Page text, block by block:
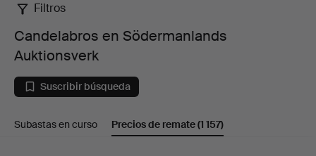
Candelabros
en
Södermanlands
Auktionsverk
Filtros
Candelabros en Södermanlands
Auktionsverk
Suscribir búsqueda
Subastas en curso Precios de remate(1 157)